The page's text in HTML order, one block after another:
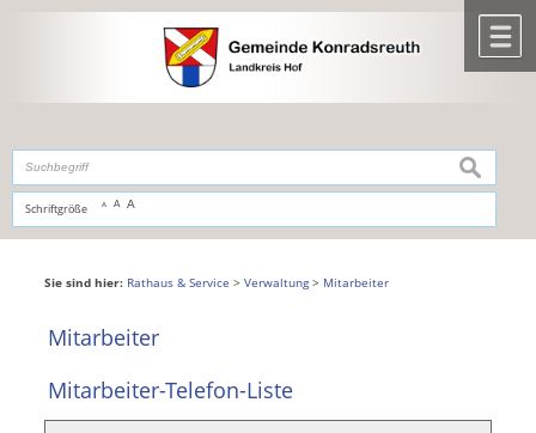
,zur Navigationoderzur Startseitespringen.
Schriftgröße A A A
suchen
Sie sind hier: Rathaus & Service > Verwaltung> Mitarbeiter
Mitarbeiter
Mitarbeiter-Telefon-Liste